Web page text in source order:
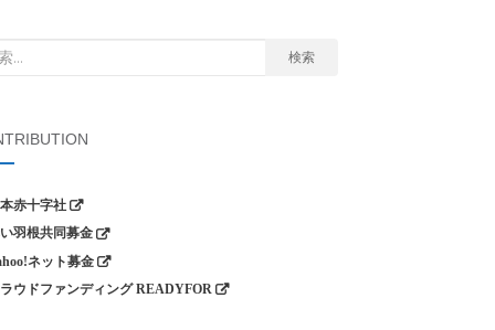
検索
赤十字社
羽根共同募金
ネット募金
ウドファンディング READYFOR